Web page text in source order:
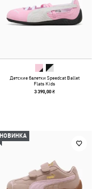
Детские балетки Speedcat Ballet
Flats Kids
3 390,00 ₴
НОВИНКА